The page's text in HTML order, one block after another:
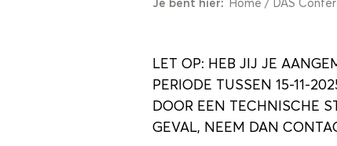
Home / DAS
LET OP: HEB JIJ JE
PERIODE TUSSEN 15-11-
DOOR EEN TECHNISCHE
GEVAL, NEEM DAN